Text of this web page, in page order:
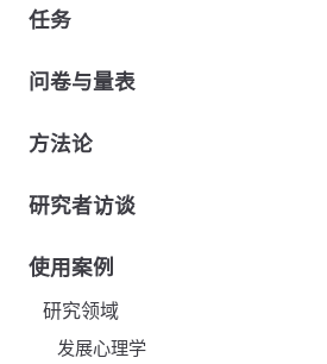
任务
问卷与量表
方法论
研究者访谈
使用案例
研究领域
发展心理学